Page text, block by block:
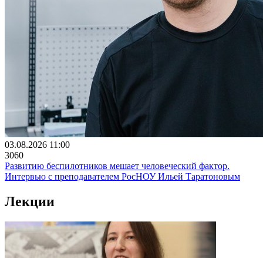
03.08.2026 11:00
3060
Развитию беспилотников мешает человеческий фактор.
Интервью с преподавателем РосНОУ Ильей Таратоновым
Лекции